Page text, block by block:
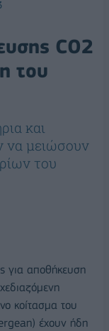
CO2
του
και
να μειώσουν
του
για αποθήκευση
κοίτασμα του
έχουν ήδη